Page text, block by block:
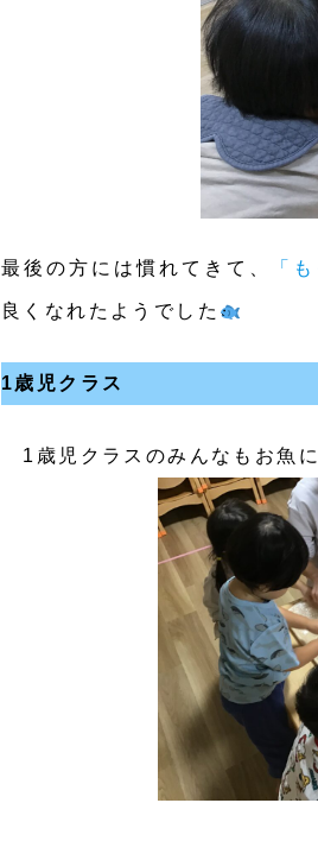
最後の方には慣れてきて、 「
良くなれたようでした
1歳児クラス
1歳児クラスのみんなもお魚